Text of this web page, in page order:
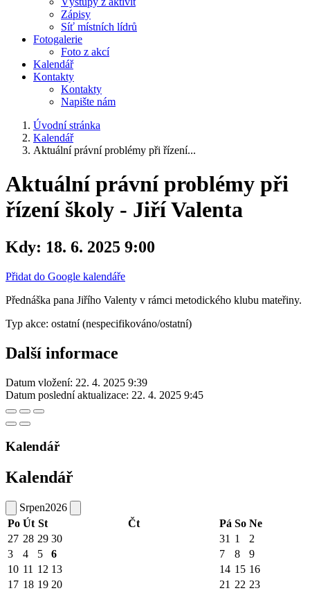
Zápisy
Síť místních lídrů
Fotogalerie
Foto z akcí
Kalendář
Kontakty
Kontakty
Napište nám
Úvodní stránka
Kalendář
Aktuální právní problémy při řízení...
Aktuální právní problémy při
řízení školy - Jiří Valenta
Kdy: 18. 6. 2025 9:00
Přidat do Google kalendáře
Přednáška pana Jiřího Valenty v rámci metodického klubu mateřiny.
Typ akce: ostatní (nespecifikováno/ostatní)
Další informace
Datum vložení: 22. 4. 2025 9:39
Datum poslední aktualizace: 22. 4. 2025 9:45
Kalendář
Kalendář
Srpen2026
Po Út St Čt Pá So Ne
27 28 29 30 31 1
2
3
4 5 6 7 8
9
10 11 12 13 14 15 16
17 18 19 20 21 22 23